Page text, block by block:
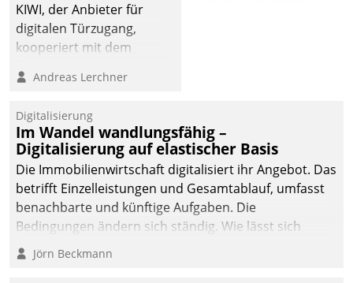
KIWI, der Anbieter für
digitalen Türzugang,
kooperiert mit dem
Softwareentwicklungshaus
Andreas Lerchner
Digitalisierung
Im Wandel wandlungsfähig –
Digitalisierung auf elastischer Basis
Die Immobilienwirtschaft digitalisiert ihr Angebot. Das
betrifft Einzelleistungen und Gesamtablauf, umfasst
benachbarte und künftige Aufgaben. Die
Bedingungen ändern sich ständig. Wie lässt sich
technisch die Kontrolle wahren und zugleich Freiraum
fürs Wachsen öffnen?
Jörn Beckmann